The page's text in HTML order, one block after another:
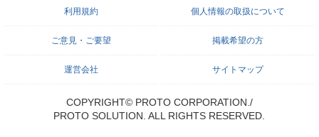
利用規約 個人情報の取扱について
ご意見・ご要望 掲載希望の方
運営会社 サイトマップ
COPYRIGHT© PROTO CORPORATION./
PROTO SOLUTION. ALL RIGHTS RESERVED.